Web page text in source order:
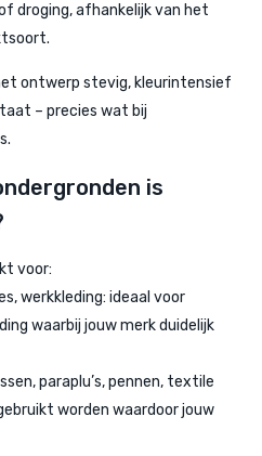
droging, afhankelijk van het
ontwerp stevig, kleurintensief
– precies wat bij
is
voor:
werkkleding: ideaal voor
waarbij jouw merk duidelijk
paraplu’s, pennen, textile
worden waardoor jouw